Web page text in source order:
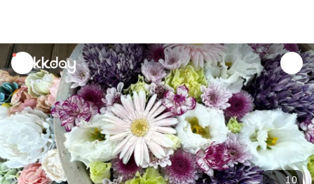
unread
notifications
10